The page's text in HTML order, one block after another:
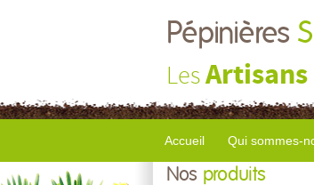
Pépinières
LesArtisans
Accueil Qui sommes-
Nos produits